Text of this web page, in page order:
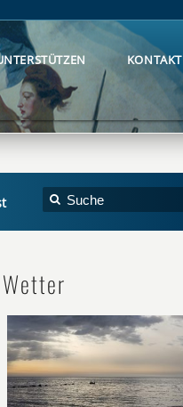
KONTAKT
Wetter
KONTAKT